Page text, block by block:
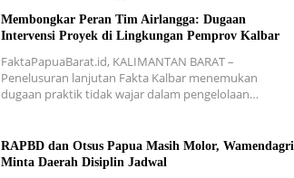
Membongkar Peran Tim Airlangga: Dugaan
Intervensi Proyek di Lingkungan Pemprov Kalbar
FaktaPapuaBarat.id, KALIMANTAN BARAT –
Penelusuran lanjutan Fakta Kalbar menemukan
dugaan praktik tidak wajar dalam pengelolaan…
RAPBD dan Otsus Papua Masih Molor, Wamendagri
Minta Daerah Disiplin Jadwal